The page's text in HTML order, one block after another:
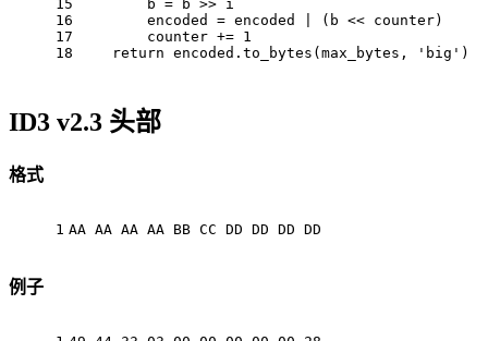
15
16
17
18
        b = b >> i
        encoded = encoded | (b << counter)
        counter +=
1
return encoded.to_bytes(max_bytes, 'big' )
ID3 v2.3 头部
格式
1 AA AA AA AA BB CC DD DD DD DD
例子